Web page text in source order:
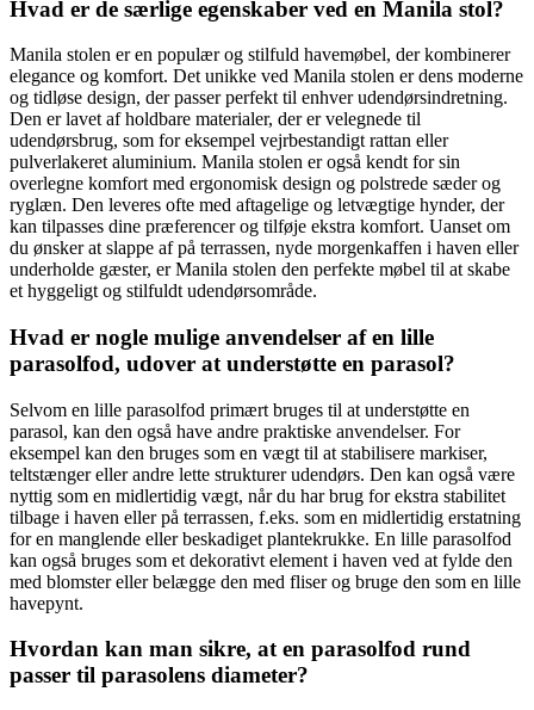
Hvad er de særlige egenskaber ved en Manila stol?
Manila stolen er en populær og stilfuld havemøbel, der kombinerer
elegance og komfort. Det unikke ved Manila stolen er dens moderne
og tidløse design, der passer perfekt til enhver udendørsindretning.
Den er lavet af holdbare materialer, der er velegnede til
udendørsbrug, som for eksempel vejrbestandigt rattan eller
pulverlakeret aluminium. Manila stolen er også kendt for sin
overlegne komfort med ergonomisk design og polstrede sæder og
ryglæn. Den leveres ofte med aftagelige og letvægtige hynder, der
kan tilpasses dine præferencer og tilføje ekstra komfort. Uanset om
du ønsker at slappe af på terrassen, nyde morgenkaffen i haven eller
underholde gæster, er Manila stolen den perfekte møbel til at skabe
et hyggeligt og stilfuldt udendørsområde.
Hvad er nogle mulige anvendelser af en lille
parasolfod, udover at understøtte en parasol?
Selvom en lille parasolfod primært bruges til at understøtte en
parasol, kan den også have andre praktiske anvendelser. For
eksempel kan den bruges som en vægt til at stabilisere markiser,
teltstænger eller andre lette strukturer udendørs. Den kan også være
nyttig som en midlertidig vægt, når du har brug for ekstra stabilitet
tilbage i haven eller på terrassen, f.eks. som en midlertidig erstatning
for en manglende eller beskadiget plantekrukke. En lille parasolfod
kan også bruges som et dekorativt element i haven ved at fylde den
med blomster eller belægge den med fliser og bruge den som en lille
havepynt.
Hvordan kan man sikre, at en parasolfod rund
passer til parasolens diameter?